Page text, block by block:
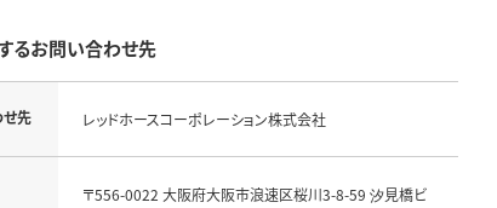
るお問い合わせ先
先 レッドホースコーポレーション株式会社
〒556-0022 大阪府大阪市浪速区桜川3-8-59 汐見橋ビ